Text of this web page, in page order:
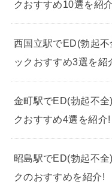
クおすすめ10選を紹
西国立駅でED(勃起
ックおすすめ3選を紹
金町駅でED(勃起不
クおすすめ4選を紹介!
昭島駅でED(勃起不
クのおすすめを紹介!